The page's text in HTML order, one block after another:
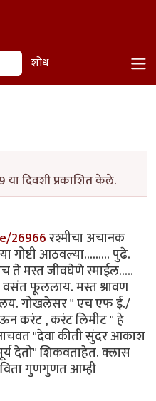
शोध
या दिवशी प्रकाशित केले.
26966रश्मीचा अचानक
आठवल्या......... पुढे.
ते मस्त जीवघेणे स्माईल.....
फूललाय. मस्त श्रावण
गोखलेसर " एच एफ ई./
करंट , करंट लिमीट " हे
"देवा कीती सुंदर आकाश
देतो" शिकवताहेत. क्लास
गुणगुणत आम्ही